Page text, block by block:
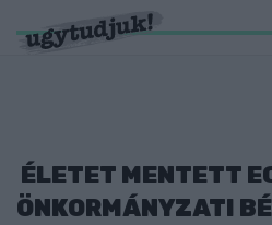
ÉLETET MENTETT
ÖNKORMÁNYZATI